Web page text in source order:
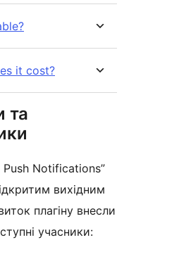
it cost?
та
Push Notifications”
вихідним
плагіну внесли
учасники: